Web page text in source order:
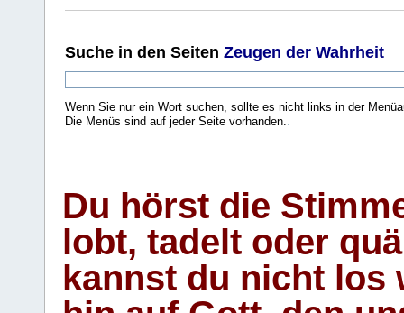
Suche in den Seiten Zeugen der Wahrheit
Wenn Sie nur ein Wort suchen, sollte es nicht links in der
Die Menüs sind auf jeder Seite vorhanden.
Du hörst die
lobt, tadelt oder
kannst du nicht los